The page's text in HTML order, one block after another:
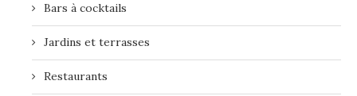
Bars à cocktails
Jardins et terrasses
Restaurants